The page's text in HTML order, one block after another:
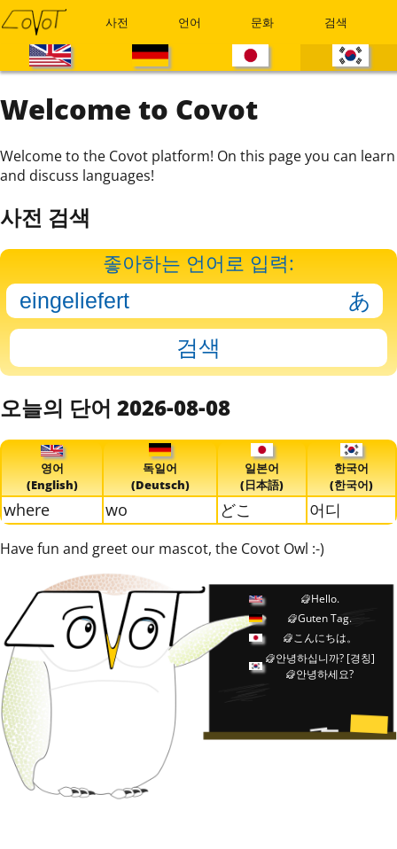
사전 언어 문화 검색
Welcome to Covot
Welcome to the Covot platform! On this page you can learn
and discuss languages!
사전 검색
좋아하는 언어로 입력:
오늘의 단어 2026-08-08
영어
(English)
독일어
(Deutsch)
일본어
(日本語)
한국어
(한국어)
where wo どこ 어디
Have fun and greet our mascot, the Covot Owl :-)
Hello.
Guten Tag.
こんにちは。
안녕하십니까? [경칭]
안녕하세요?